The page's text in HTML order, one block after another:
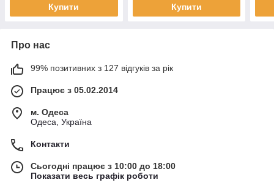
Купити Купити
Про нас
99% позитивних з 127 відгуків за рік
Працює з 05.02.2014
м. Одеса
Одеса, Україна
Контакти
Сьогодні працює з 10:00 до 18:00
Показати весь графік роботи